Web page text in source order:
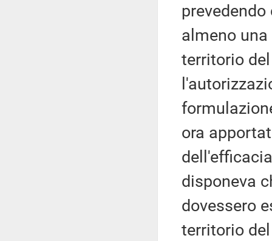
almeno
territorio
ora
disponeva
dovessero
territorio